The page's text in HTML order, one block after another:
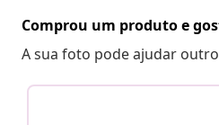
Comprou um produto e
A sua foto pode ajudar